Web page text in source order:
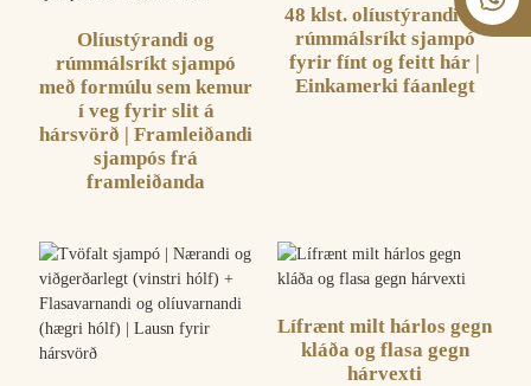
Olíustýrandi og
rúmmálsríkt sjampó
með formúlu sem kemur
í veg fyrir slit á
hársvörð | Framleiðandi
sjampós frá
framleiðanda
48 klst. olíustýrandi og
rúmmálsríkt sjampó
fyrir fínt og feitt hár |
Einkamerki fáanlegt
Lífrænt milt hárlos gegn
kláða og flasa gegn
hárvexti